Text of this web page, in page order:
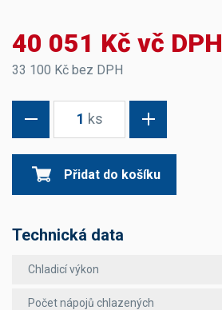
40 051 Kč vč DPH
33 100 Kč bez DPH
1 ks
Přidat do košíku
Technická data
Chladicí výkon
Počet nápojů chlazených